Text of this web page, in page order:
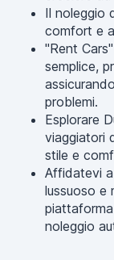
Il noleggio
comfort e
"Rent
semplice,
problemi.
Esplorare
viaggiatori
stile e
Affidatevi
lussuoso e
noleggio